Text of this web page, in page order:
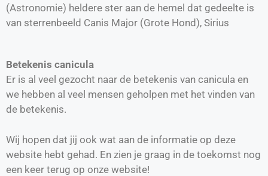
(Astronomie) heldere ster aan de hemel dat gedeelte is
van sterrenbeeld Canis Major (Grote Hond), Sirius
Betekenis canicula
Er is al veel gezocht naar de betekenis van canicula en
we hebben al veel mensen geholpen met het vinden van
de betekenis.
Wij hopen dat jij ook wat aan de informatie op deze
website hebt gehad. En zien je graag in de toekomst nog
een keer terug op onze website!